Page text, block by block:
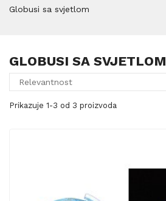
Globusi sa svjetlom
GLOBUSI SA SVJETLOM
Relevantnost
Prikazuje 1-3 od 3 proizvoda